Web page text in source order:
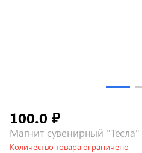
Магнит сувенирный "Тесла"
100.0 ₽
Количество товара ограничено